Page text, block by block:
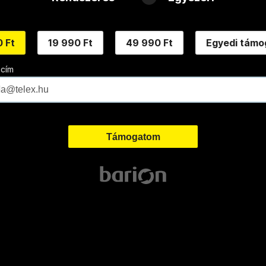
Ft 19 990 Ft 49 990 Ft Egyedi